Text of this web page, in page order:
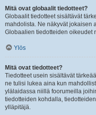
Mitä ovat globaalit tiedotteet?
Globaalit tiedotteet sisältävät
mahdolista. Ne näkyvät jokaisen
Globaalien tiedotteiden oikeudet
Ylös
Mitä ovat tiedotteet?
Tiedotteet usein sisältävät
ne tulisi lukea aina kun
ylälaidassa niillä foorumeilla
tiedotteiden kohdalla,
ylläpitäjä.